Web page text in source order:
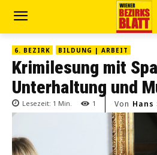
6. BEZIRK BILDUNG | ARBEIT
Krimilesung mit
Unterhaltung und
Lesezeit: 1 Min. 1 Von